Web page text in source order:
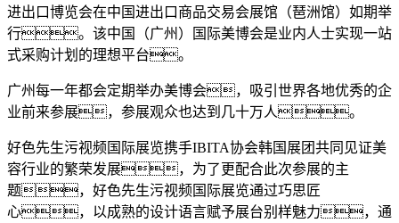
进出口博览会在中国进出口商品交易会展馆（琶洲馆）如期举
行。该中国（广州）国际美博会是业内人士实现一站
式采购计划的理想平台。
广州每一年都会定期举办美博会，吸引世界各地优秀的企
业前来参展，参展观众也达到几十万人。
好色先生污视频国际展览携手IBITA协会韩国展团共同见证美
容行业的繁荣发展，为了更配合此次参展的主
题，好色先生污视频国际展览通过巧思匠
心，以成熟的设计语言赋予展台别样魅力，通